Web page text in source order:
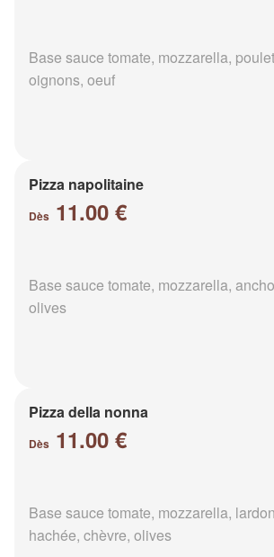
Base sauce tomate, mozzarella,
oignons, oeuf
Pizza napolitaine
Dès 11.00 €
Base sauce tomate, mozzarella,
olives
Pizza della nonna
Dès 11.00 €
Base sauce tomate, mozzarella,
hachée, chèvre, olives